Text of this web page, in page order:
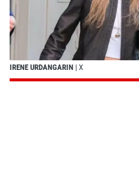
IRENE URDANGARIN | X